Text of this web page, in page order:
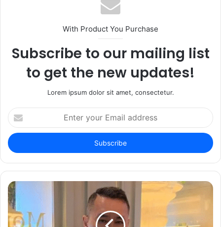
With Product You Purchase
Subscribe to our mailing list
to get the new updates!
Lorem ipsum dolor sit amet, consectetur.
Enter
your
Email
address